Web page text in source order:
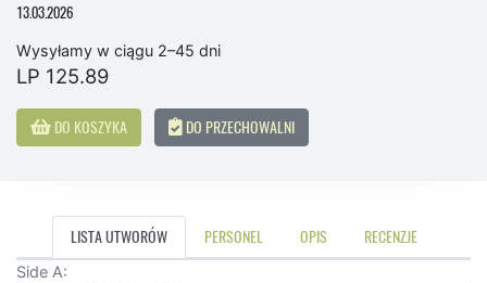
13.03.2026
Wysyłamy w ciągu 2–45 dni
LP 125.89
DO KOSZYKA DO PRZECHOWALNI
LISTA UTWORÓW PERSONEL OPIS RECENZJE
Side A: